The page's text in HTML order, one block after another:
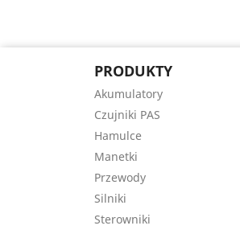
PRODUKTY
Akumulatory
Czujniki PAS
Hamulce
Manetki
Przewody
Silniki
Sterowniki